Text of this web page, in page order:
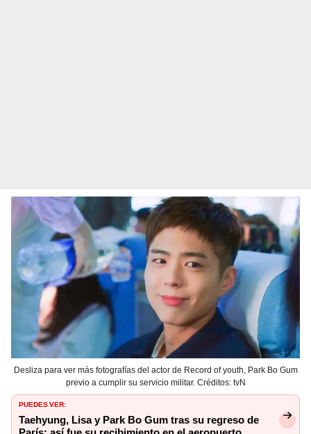
Desliza para ver más fotografías del actor de Record of youth, Park Bo Gum
previo a cumplir su servicio militar. Créditos: tvN
PUEDES VER:
Taehyung, Lisa y Park Bo Gum tras su regreso de